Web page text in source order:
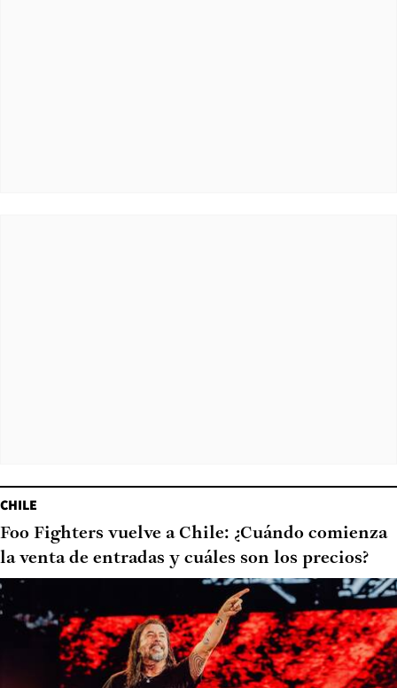
CHILE
Foo Fighters vuelve a Chile: ¿Cuándo comienza
la venta de entradas y cuáles son los precios?